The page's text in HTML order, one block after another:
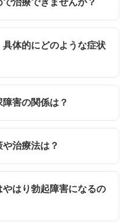
治療できませんか？
体的にどのような症状
害の関係は？
治療法は？
はり勃起障害になるの